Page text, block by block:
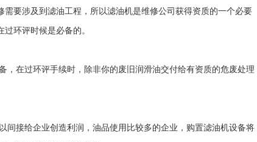
要涉及到滤油工程，所以滤油机是维修公司获得资质的一个必要
环评时候是必备的。
在过环评手续时，除非你的废旧润滑油交付给有资质的危废处理
接给企业创造利润，油品使用比较多的企业，购置滤油机设备将